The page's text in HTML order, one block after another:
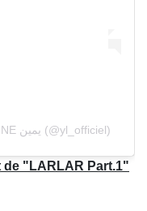
Une publication partagée par YAMINE يمين (@yl_officiel)
de "LARLAR Part.1"